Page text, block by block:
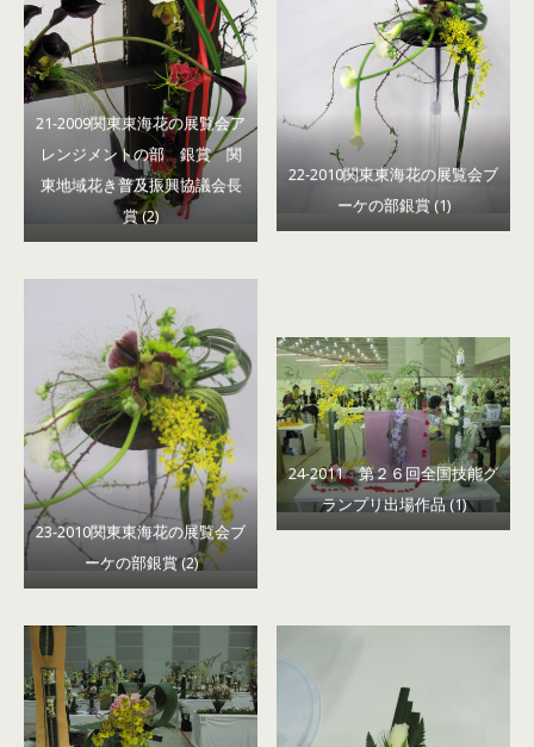
21-2009関東東海花の展覧会ア
レンジメントの部 銀賞 関
東地域花き普及振興協議会長
賞 (2)
22-2010関東東海花の展覧会ブ
ーケの部銀賞 (1)
23-2010関東東海花の展覧会ブ
ーケの部銀賞 (2)
24-2011 第２６回全国技能グ
ランプリ出場作品 (1)